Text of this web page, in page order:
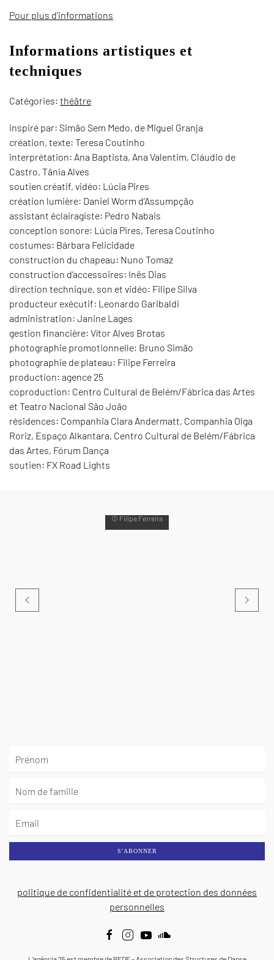
Pour plus d’informations
Informations artistiques et
techniques
Catégories: théâtre
inspiré par: Simão Sem Medo, de Miguel Granja
création, texte: Teresa Coutinho
interprétation: Ana Baptista, Ana Valentim, Cláudio de
Castro, Tânia Alves
soutien créatif, vidéo: Lúcia Pires
création lumière: Daniel Worm d’Assumpção
assistant éclairagiste: Pedro Nabais
conception sonore: Lúcia Pires, Teresa Coutinho
costumes: Bárbara Felicidade
construction du chapeau: Nuno Tomaz
construction d’accessoires: Inês Dias
direction technique, son et vidéo: Filipe Silva
producteur exécutif: Leonardo Garibaldi
administration: Janine Lages
gestion financière: Vítor Alves Brotas
photographie promotionnelle: Bruno Simão
photographie de plateau: Filipe Ferreira
production: agence 25
coproduction: Centro Cultural de Belém/Fábrica das Artes
et Teatro Nacional São João
résidences: Companhia Clara Andermatt, Companhia Olga
Roriz, Espaço Alkantara, Centro Cultural de Belém/Fábrica
das Artes, Fórum Dança
soutien: FX Road Lights
© Filipe Ferreira
S'ABONNER
politique de confidentialité et de protection des données
personnelles